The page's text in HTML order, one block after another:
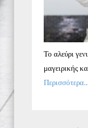
Το αλεύρι
μαγειρικής